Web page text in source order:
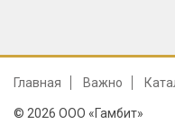
Главная Важно
© 2026 ООО «Гамбит»